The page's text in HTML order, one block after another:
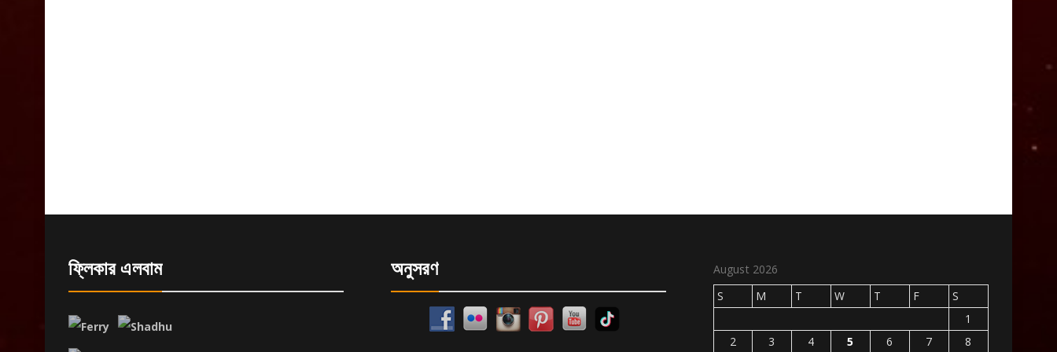
ফ্লিকার এলবাম অনুসরণ
August 2026
S
M T W T F
S
1
2
3 4 5 6 7 8